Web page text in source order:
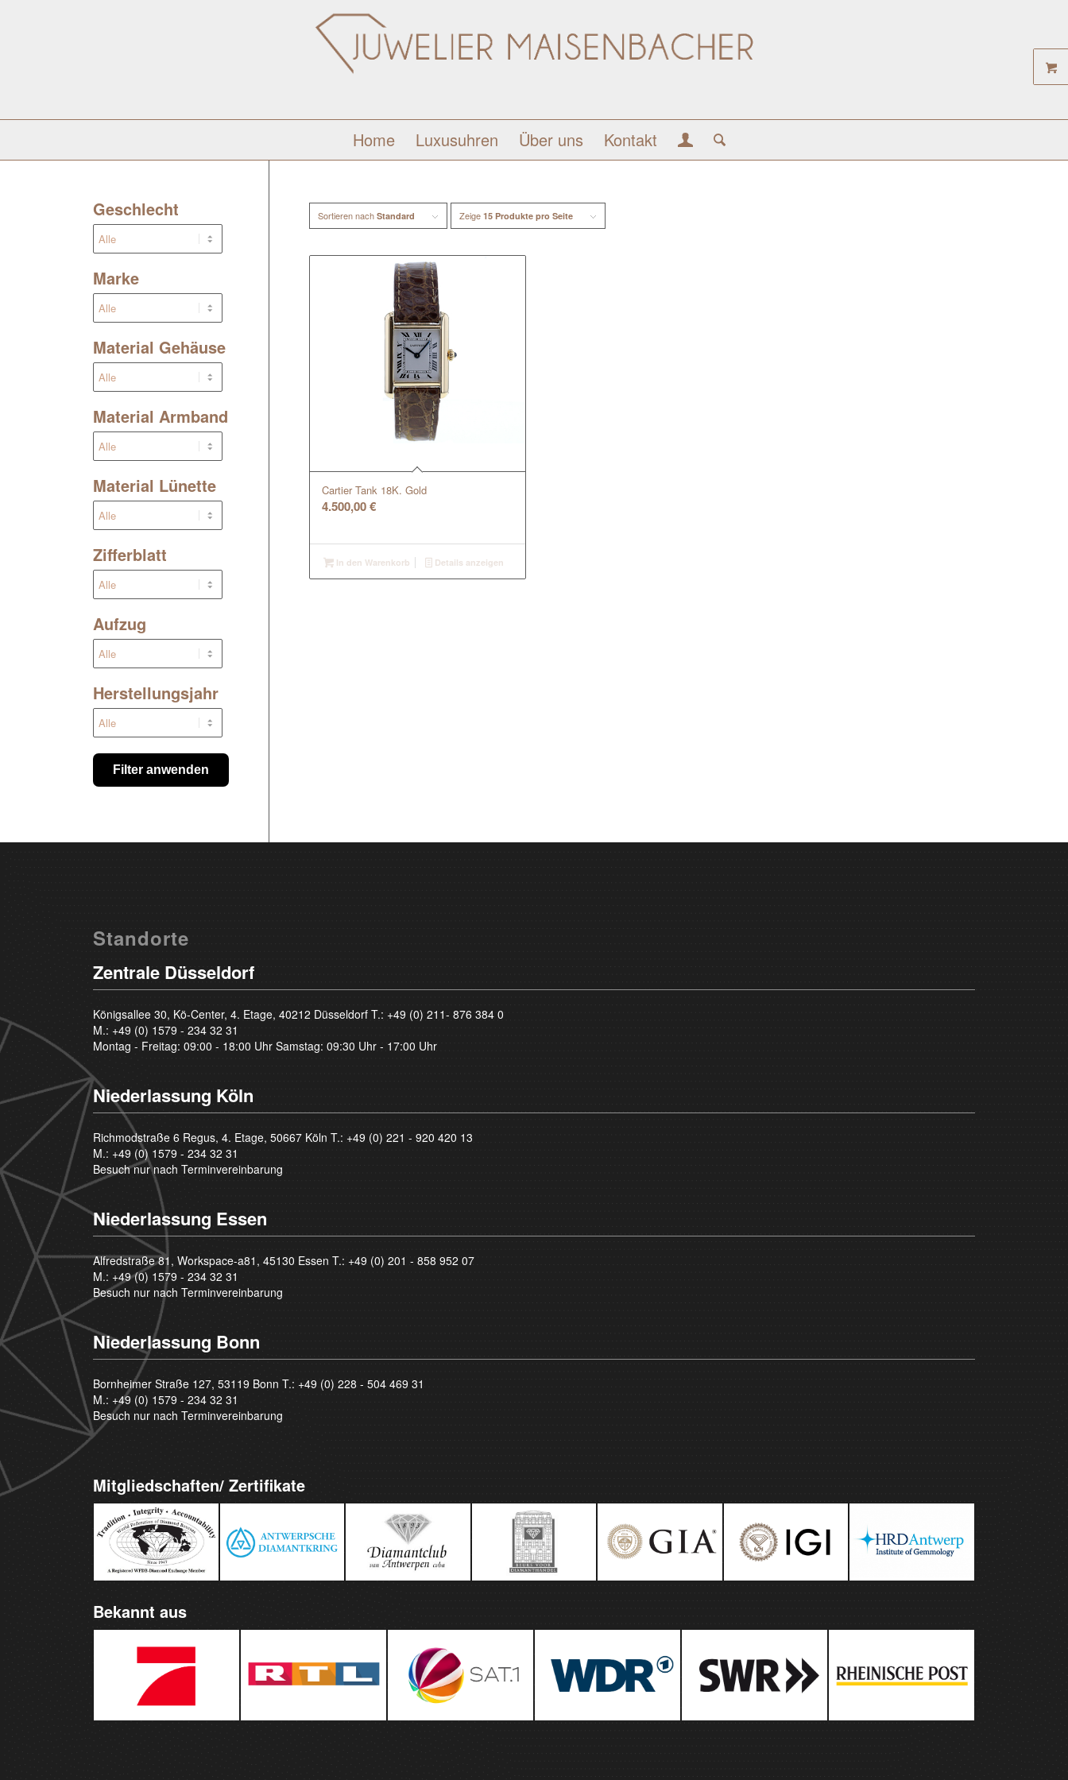
Home Luxusuhren Über uns Kontakt
Sortieren nachStandard Zeige15 Produkte pro Seite
Cartier Tank 18K. Gold
4.500,00€
In den Warenkorb Details anzeigen
Geschlecht
Marke
Material Gehäuse
Material Armband
Material Lünette
Zifferblatt
Aufzug
Herstellungsjahr
Filter anwenden
Standorte
Zentrale Düsseldorf
Königsallee 30, Kö-Center, 4. Etage, 40212 Düsseldorf T.: +49 (0) 211- 876 384 0
M.: +49 (0) 1579 - 234 32 31
Montag - Freitag: 09:00 - 18:00 Uhr Samstag: 09:30 Uhr - 17:00 Uhr
Niederlassung Köln
Richmodstraße 6 Regus, 4. Etage, 50667 Köln T.: +49 (0) 221 - 920 420 13
M.: +49 (0) 1579 - 234 32 31
Besuch nur nach Terminvereinbarung
Niederlassung Essen
Alfredstraße 81, Workspace-a81, 45130 Essen T.: +49 (0) 201 - 858 952 07
M.: +49 (0) 1579 - 234 32 31
Besuch nur nach Terminvereinbarung
Niederlassung Bonn
Bornheimer Straße 127, 53119 Bonn T.: +49 (0) 228 - 504 469 31
M.: +49 (0) 1579 - 234 32 31
Besuch nur nach Terminvereinbarung
Mitgliedschaften/ Zertifikate
Bekannt aus